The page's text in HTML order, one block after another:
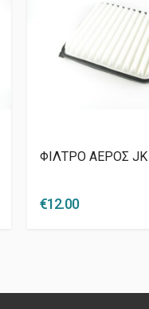
ΦΙΛΤΡO ΑΕΡΟΣ JK
€12.00